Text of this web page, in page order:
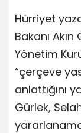
Hürriyet
Bakanı
Yönetim
“çerçeve
anlattığını
Gürlek,